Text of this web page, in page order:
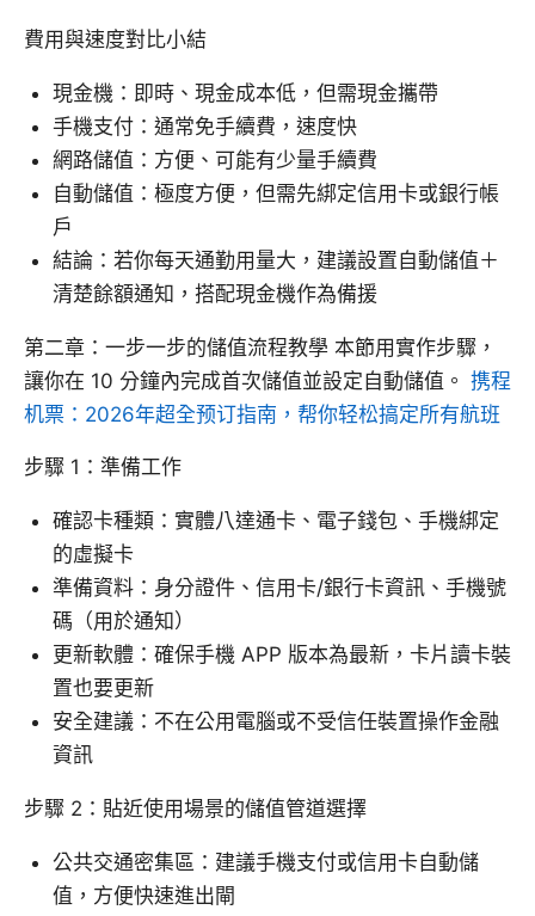
費用與速度對比小結
現金機：即時、現金成本低，但需現金攜帶
手機支付：通常免手續費，速度快
網路儲值：方便、可能有少量手續費
自動儲值：極度方便，但需先綁定信用卡或銀行帳
戶
結論：若你每天通勤用量大，建議設置自動儲值＋
清楚餘額通知，搭配現金機作為備援
第二章：一步一步的儲值流程教學 本節用實作步驟，
讓你在 10 分鐘內完成首次儲值並設定自動儲值。 携程
机票：2026年超全预订指南，帮你轻松搞定所有航班
步驟 1：準備工作
確認卡種類：實體八達通卡、電子錢包、手機綁定
的虛擬卡
準備資料：身分證件、信用卡/銀行卡資訊、手機號
碼（用於通知）
更新軟體：確保手機 APP 版本為最新，卡片讀卡裝
置也要更新
安全建議：不在公用電腦或不受信任裝置操作金融
資訊
步驟 2：貼近使用場景的儲值管道選擇
公共交通密集區：建議手機支付或信用卡自動儲
值，方便快速進出閘